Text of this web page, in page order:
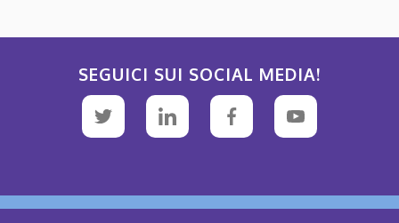
SEGUICI SUI SOCIAL MEDIA!